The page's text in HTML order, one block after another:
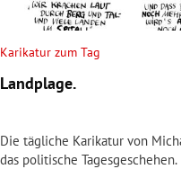
Untermenü
Untermenü
Untermenü
Karikatur zum Tag
Landplage.
Die tägliche Karikatur von
das politische